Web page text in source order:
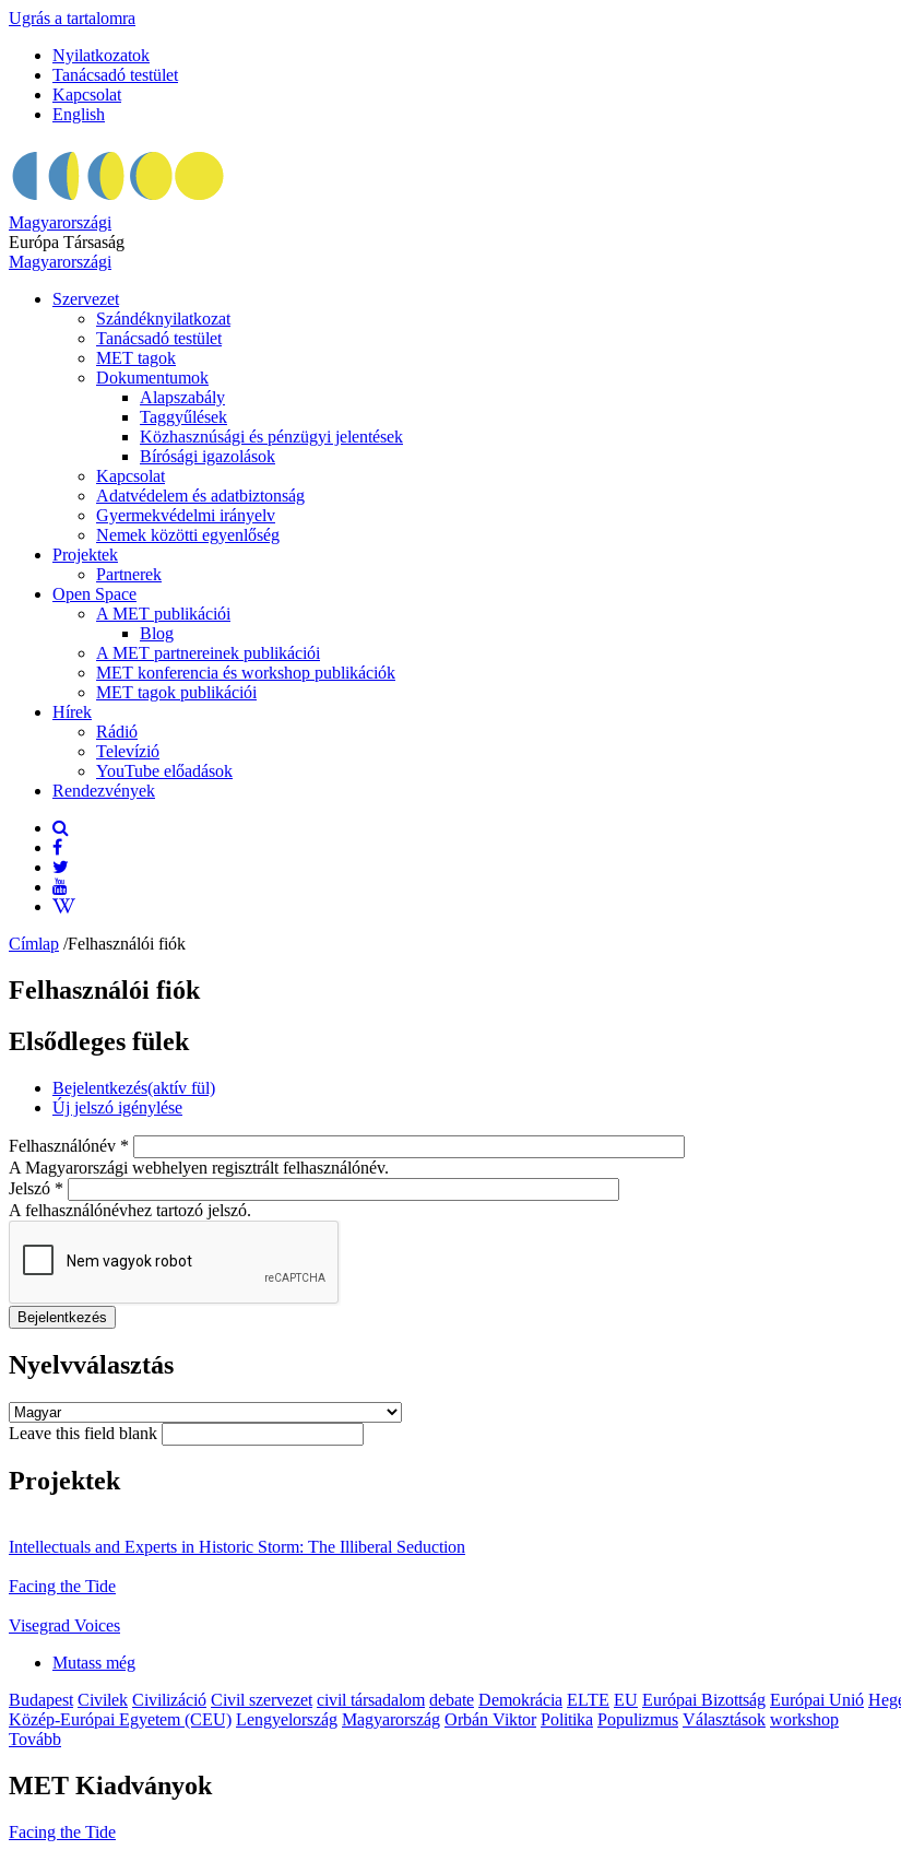
Ugrás a tartalomra
Nyilatkozatok
Tanácsadó testület
Kapcsolat
English
Magyarországi
Európa Társaság
Magyarországi
Szervezet
Szándéknyilatkozat
Tanácsadó testület
MET tagok
Dokumentumok
Alapszabály
Taggyűlések
Közhasznúsági és pénzügyi jelentések
Bírósági igazolások
Kapcsolat
Adatvédelem és adatbiztonság
Gyermekvédelmi irányelv
Nemek közötti egyenlőség
Projektek
Partnerek
Open Space
A MET publikációi
Blog
A MET partnereinek publikációi
MET konferencia és workshop publikációk
MET tagok publikációi
Hírek
Rádió
Televízió
YouTube előadások
Rendezvények
Címlap /Felhasználói fiók
Felhasználói fiók
Elsődleges fülek
Bejelentkezés(aktív fül)
Új jelszó igénylése
Felhasználónév *
A Magyarországi webhelyen regisztrált felhasználónév.
Jelszó *
A felhasználónévhez tartozó jelszó.
Nyelvválasztás
Leave this field blank
Projektek
Intellectuals and Experts in Historic Storm: The Illiberal Seduction
Facing the Tide
Visegrad Voices
Mutass még
Budapest Civilek Civilizáció Civil szervezet civil társadalom debate Demokrácia ELTE EU Európai Bizottság Európai Unió
Közép-Európai Egyetem (CEU) Lengyelország Magyarország Orbán Viktor Politika Populizmus Választások workshop
Tovább
MET Kiadványok
Facing the Tide